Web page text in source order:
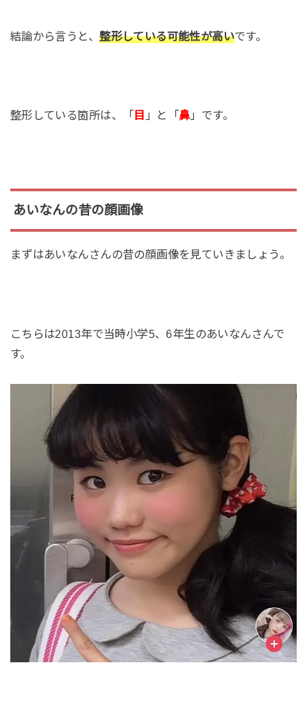
結論から言うと、整形している可能性が高いです。
整形している箇所は、「 目 」と「 鼻」です。
あいなんの昔の顔画像
まずはあいなんさんの昔の顔画像を見ていきましょう。
こちらは2013年で当時小学5、6年生のあいなんさんで
す。